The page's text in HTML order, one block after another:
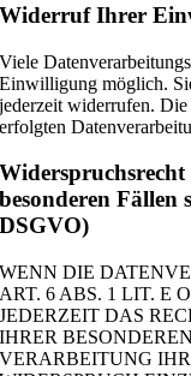
Widerruf Ihrer
Viele
Einwilligung möglich.
jederzeit widerrufen.
erfolgten
Widerspruchsrecht
besonderen Fällen
DSGVO)
WENN DIE
ART. 6 ABS. 1 LIT. E
JEDERZEIT DAS
IHRER
VERARBEITUNG